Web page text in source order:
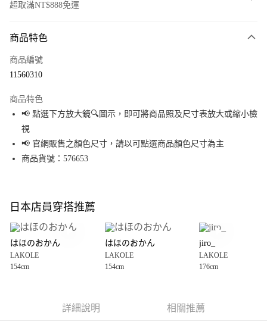
超取滿NT$888免運
信用卡一次付款
Apple Pay
街口支付
悠遊付
全盈+PAY
大哥付你分期
【大哥付你分期使用說明】
1.本服務由台灣大哥大提供，台灣大哥大用戶可立即使用無須另外申請。
2.付款方式選擇「大哥付你分期」，訂單成立後會自動跳轉到大哥付的交易
3.實際核准額度、可分期數及費用金額請依後續交易確認頁面所載為準。
4.訂單成立30分鐘內，如未前往確認交易或遇審核未通過，訂單將自動取
AFTEE先享後付
商品特色
商品編號
11560310
商品特色
📢 點選下方放大鏡🔍圖示，即可將商品照及尺寸表放大或縮小檢
視
📢 官網販售之顏色尺寸，請以可點選商品顏色尺寸為主
商品貨號：576653
日本店員穿搭推薦
はほのおかん
LAKOLE
154cm
はほのおかん
LAKOLE
154cm
jiro_
LAKOLE
176cm
詳細說明 相關推薦